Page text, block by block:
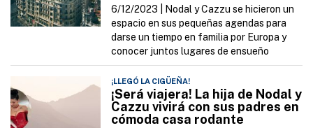
6/12/2023 |
Nodal y Cazzu se hicieron un
espacio en sus pequeñas agendas para
darse un tiempo en familia por Europa y
conocer juntos lugares de ensueño
¡LLEGÓ LA CIGÜEÑA!
¡Será viajera! La hija de Nodal y
Cazzu vivirá con sus padres en
cómoda casa rodante